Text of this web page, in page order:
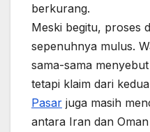
berkurang.
Meski begitu, proses
sepenuhnya mulus.
sama-sama
tetapi klaim dari
Pasar juga masih
antara Iran dan